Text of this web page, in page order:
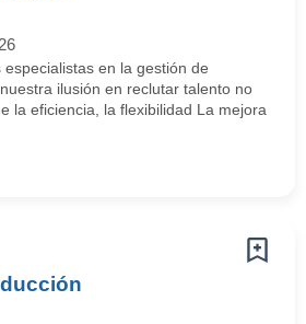
en la gestión de
ilusión en reclutar talento no
la eficiencia, la flexibilidad La mejora